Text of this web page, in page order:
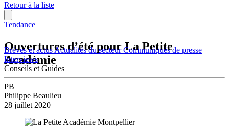
Brèves et actusActualités du secteurCommuniqués de presse
Interviews
Conseils et Guides
Retour à la liste
Tendance
Ouvertures d’été pour La Petite
Académie
PB
Philippe Beaulieu
28 juillet 2020